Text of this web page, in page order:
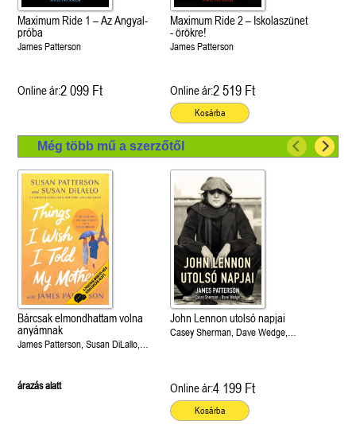
Maximum Ride 1 – Az Angyal-
próba
James Patterson
Online ár:2 099 Ft
Maximum Ride 2 – Iskolaszünet
- örökre!
James Patterson
Online ár:2 519 Ft
Kosárba
Még több mű a szerzőtől
Bárcsak elmondhattam volna
anyámnak
James Patterson, Susan DiLallo,
árazás alatt
John Lennon utolsó napjai
Casey Sherman, Dave Wedge,
Online ár:4 199 Ft
Kosárba